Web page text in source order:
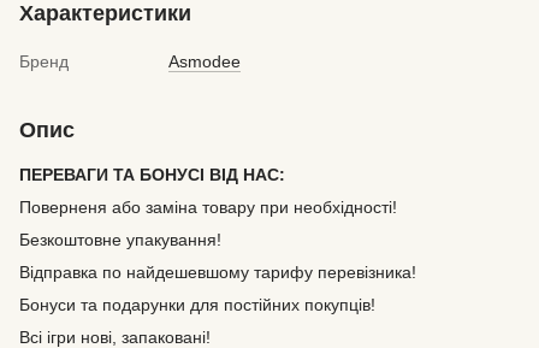
Характеристики
Бренд Asmodee
Опис
ПЕРЕВАГИ ТА БОНУСІ ВІД НАС:
Поверненя або заміна товару при необхідності!
Безкоштовне упакування!
Відправка по найдешевшому тарифу перевізника!
Бонуси та подарунки для постійних покупців!
Всі ігри нові, запаковані!